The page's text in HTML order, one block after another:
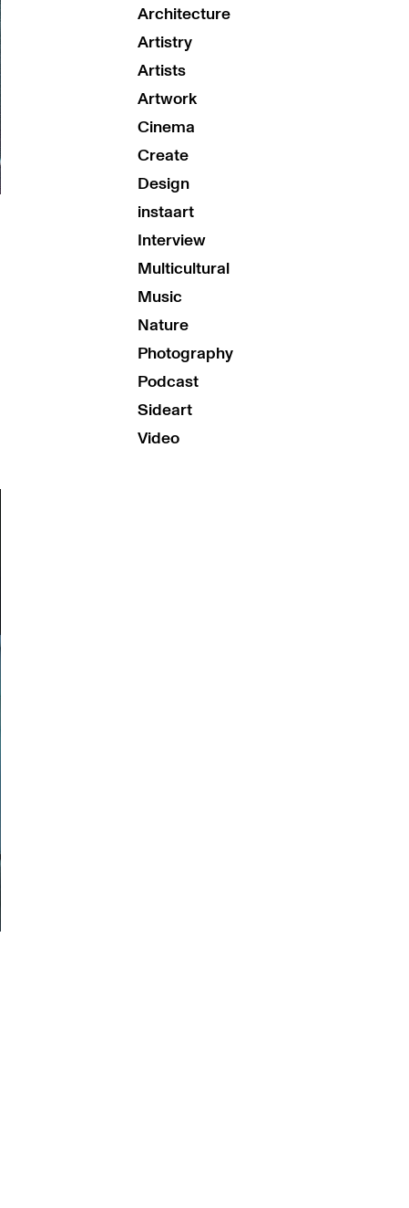
Architecture
Artistry
Artists
Artwork
Cinema
Create
Design
instaart
Interview
Multicultural
Music
Nature
Photography
Podcast
Sideart
Video